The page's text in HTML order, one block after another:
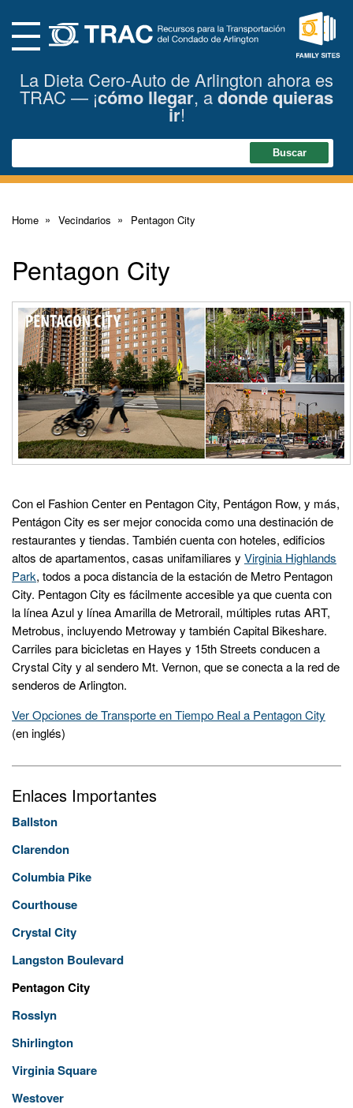
Main
ContentMenu
Sites
La Dieta Cero-Auto de Arlington ahora es
TRAC — ¡cómo llegar, adonde quieras
ir!
Search Buscar
Home Vecindarios Pentagon City
Pentagon City
Con el Fashion Center en Pentagon City, Pentágon Row, y más,
Pentágon City es ser mejor conocida como una destinación de
restaurantes y tiendas. También cuenta con hoteles, edificios
altos de apartamentos, casas unifamiliares y Virginia Highlands
Park, todos a poca distancia de la estación de Metro Pentagon
City. Pentagon City es fácilmente accesible ya que cuenta con
la línea Azul y línea Amarilla de Metrorail, múltiples rutas ART,
Metrobus, incluyendo Metroway y también Capital Bikeshare.
Carriles para bicicletas en Hayes y 15th Streets conducen a
Crystal City y al sendero Mt. Vernon, que se conecta a la red de
senderos de Arlington.
Ver Opciones de Transporte en Tiempo Real a Pentagon City
(en inglés)
Enlaces Importantes
Ballston
Clarendon
Columbia Pike
Courthouse
Crystal City
Langston Boulevard
Pentagon City
Rosslyn
Shirlington
Virginia Square
Westover